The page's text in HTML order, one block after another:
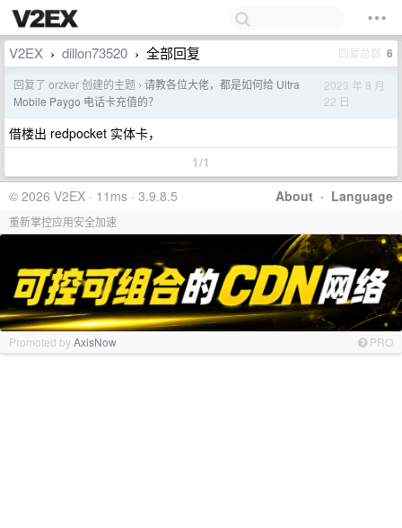
V2EX › dillon73520 › 全部回复 回复总数 6
回复了 orzker 创建的主题 › 请教各位大佬，都是如何给 Ultra
Mobile Paygo 电话卡充值的？
2023 年 8 月
22 日
借楼出 redpocket 实体卡，
1/1
About · Language
© 2026 V2EX · 11ms · 3.9.8.5
重新掌控应用安全加速
Promoted byAxisNow PRO